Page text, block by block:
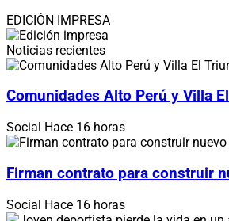
EDICIÓN IMPRESA
Noticias recientes
Comunidades Alto Perú y Villa
Social Hace 16 horas
Firman contrato para construir
Social Hace 16 horas